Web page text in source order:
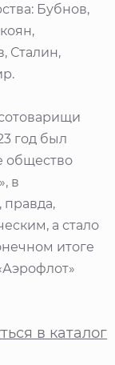
Бубнов,
Сталин,
год был
общество
в
правда,
а стало
итоге
в каталог